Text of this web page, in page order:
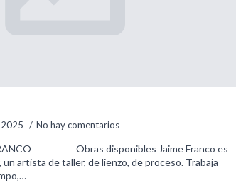
No hay comentarios
Obras disponibles Jaime Franco es
artista de taller, de lienzo, de proceso. Trabaja